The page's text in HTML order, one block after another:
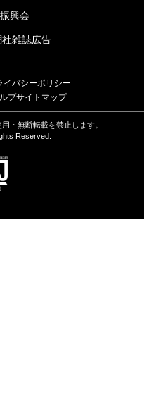
興会
社雑誌広告
イバシーポリシー
プサイトマップ
・無断転載を禁止します。
Reserved.